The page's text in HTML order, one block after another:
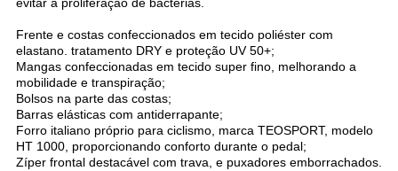
Frente e costas confeccionados em tecido poliéster com
elastano. tratamento DRY e proteção UV 50+;
Mangas confeccionadas em tecido super fino, melhorando a
mobilidade e transpiração;
Bolsos na parte das costas;
Barras elásticas com antiderrapante;
Forro italiano próprio para ciclismo, marca TEOSPORT, modelo
HT 1000, proporcionando conforto durante o pedal;
Zíper frontal destacável com trava, e puxadores emborrachados.